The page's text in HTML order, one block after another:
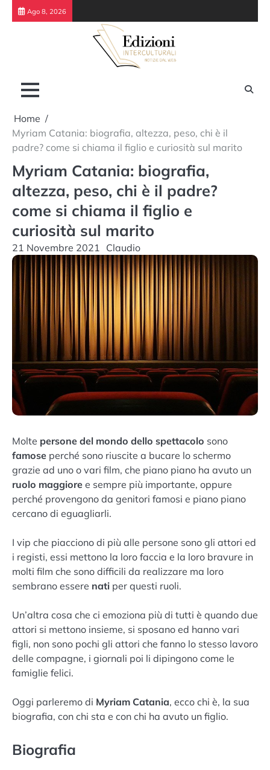
Skip
Ago 8, 2026
Home
Myriam Catania: biografia, altezza, peso, chi è il
padre? come si chiama il figlio e curiosità sul marito
Myriam Catania: biografia,
altezza, peso, chi è il padre?
come si chiama il figlio e
curiosità sul marito
21 Novembre 2021 Claudio
Molte persone del mondo dello spettacolo sono
famose perché sono riuscite a bucare lo schermo
grazie ad uno o vari film, che piano piano ha avuto un
ruolo maggiore e sempre più importante, oppure
perché provengono da genitori famosi e piano piano
cercano di eguagliarli.
I vip che piacciono di più alle persone sono gli attori ed
i registi, essi mettono la loro faccia e la loro bravure in
molti film che sono difficili da realizzare ma loro
sembrano essere nati per questi ruoli.
Un’altra cosa che ci emoziona più di tutti è quando due
attori si mettono insieme, si sposano ed hanno vari
figli, non sono pochi gli attori che fanno lo stesso lavoro
delle compagne, i giornali poi li dipingono come le
famiglie felici.
Oggi parleremo di Myriam Catania, ecco chi è, la sua
biografia, con chi sta e con chi ha avuto un figlio.
Biografia